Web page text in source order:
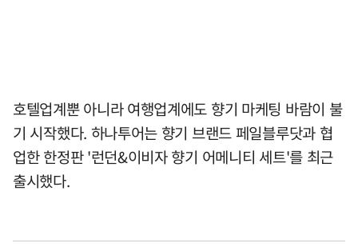
호텔업계뿐 아니라 여행업계에도 향기 마케팅 바람이 불
기 시작했다. 하나투어는 향기 브랜드 페일블루닷과 협
업한 한정판 '런던&이비자 향기 어메니티 세트'를 최근
출시했다.